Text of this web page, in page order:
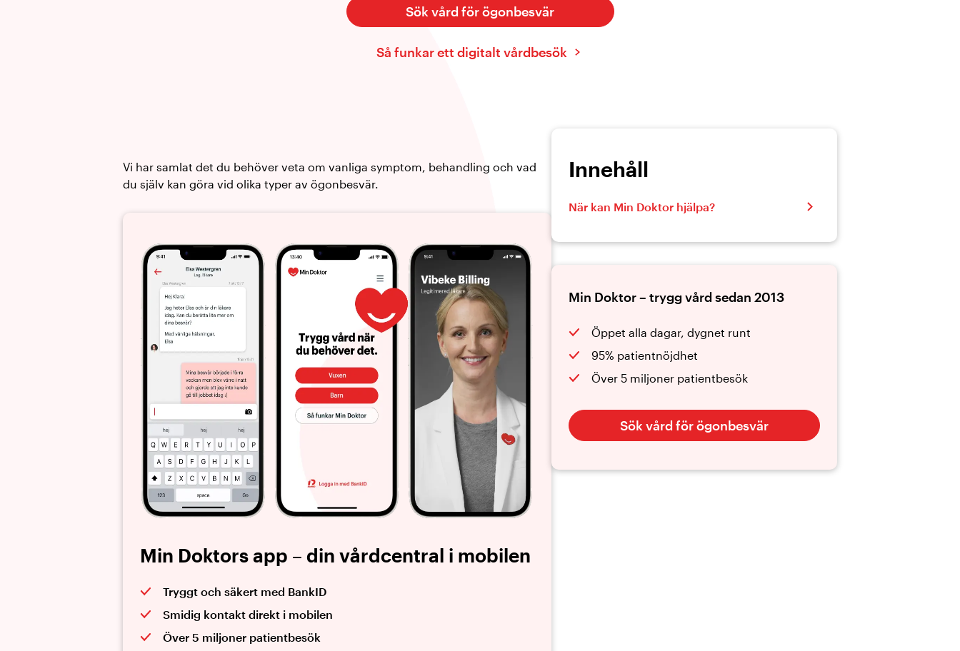
Sök vård för ögonbesvär
Så funkar ett digitalt vårdbesök
Vi har samlat det du behöver veta om vanliga symptom, behandling och vad
du själv kan göra vid olika typer av ögonbesvär.
Min Doktors app – din vårdcentral i mobilen
Tryggt och säkert med BankID
Smidig kontakt direkt i mobilen
Över 5 miljoner patientbesök
Innehåll
När kan Min Doktor hjälpa?
Min Doktor – trygg vård sedan 2013
Öppet alla dagar, dygnet runt
95% patientnöjdhet
Över 5 miljoner patientbesök
Sök vård för ögonbesvär